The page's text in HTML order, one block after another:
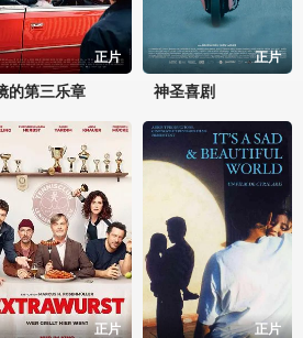
正片
的第三乐章
正片
神圣喜剧
正片 正片